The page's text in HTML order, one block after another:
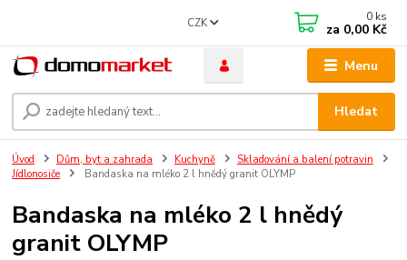
Menu
CZK
Hledat
0 ks
za 0,00 Kč
Úvod Dům, byt a zahrada Kuchyně
Skladování a balení potravin
Jídlonosiče
Bandaska na mléko 2 l hnědý granit OLYMP
Bandaska na mléko 2 l hnědý
granit OLYMP